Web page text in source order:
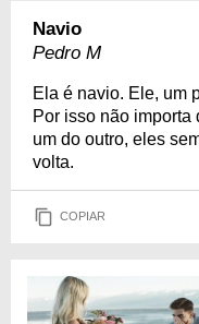
Navio
Pedro M
Ela é navio. Ele, um
Por isso não
um do outro, eles
volta.
COPIAR